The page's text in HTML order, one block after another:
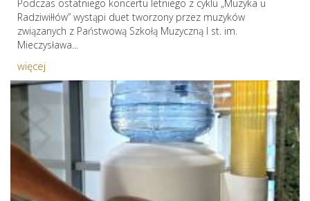
Podczas ostatniego koncertu letniego z cyklu „Muzyka u
Radziwiłłów” wystąpi duet tworzony przez muzyków
związanych z Państwową Szkołą Muzyczną I st. im.
Mieczysława...
więcej